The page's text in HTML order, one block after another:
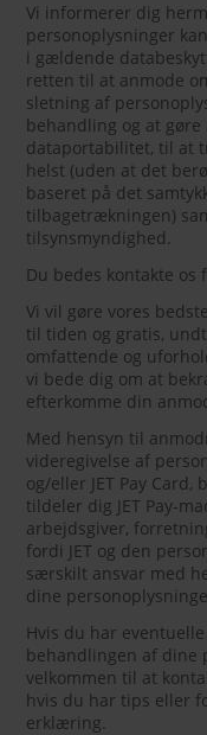
Vi informerer dig
personoplysninger
i gældende
retten til at anmode
sletning af
behandling og at
dataportabilitet, til at
helst (uden at det
baseret på det
tilbagetrækningen)
tilsynsmyndighed.
Du bedes kontakte
Vi vil gøre vores
til tiden og gratis,
omfattende og
vi bede dig om at
efterkomme din
Med hensyn til
videregivelse af
og/eller JET Pay
tildeler dig JET Pay-
arbejdsgiver,
fordi JET og den
særskilt ansvar med
dine
Hvis du har
behandlingen af dine
velkommen til at
hvis du har tips eller
erklæring.